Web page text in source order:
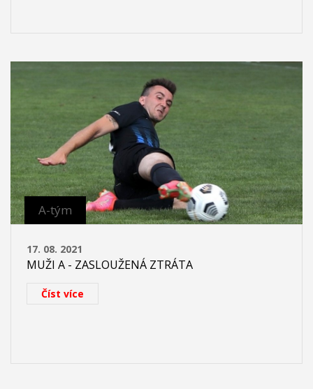
A-tým
17. 08. 2021
MUŽI A - ZASLOUŽENÁ ZTRÁTA
Číst více